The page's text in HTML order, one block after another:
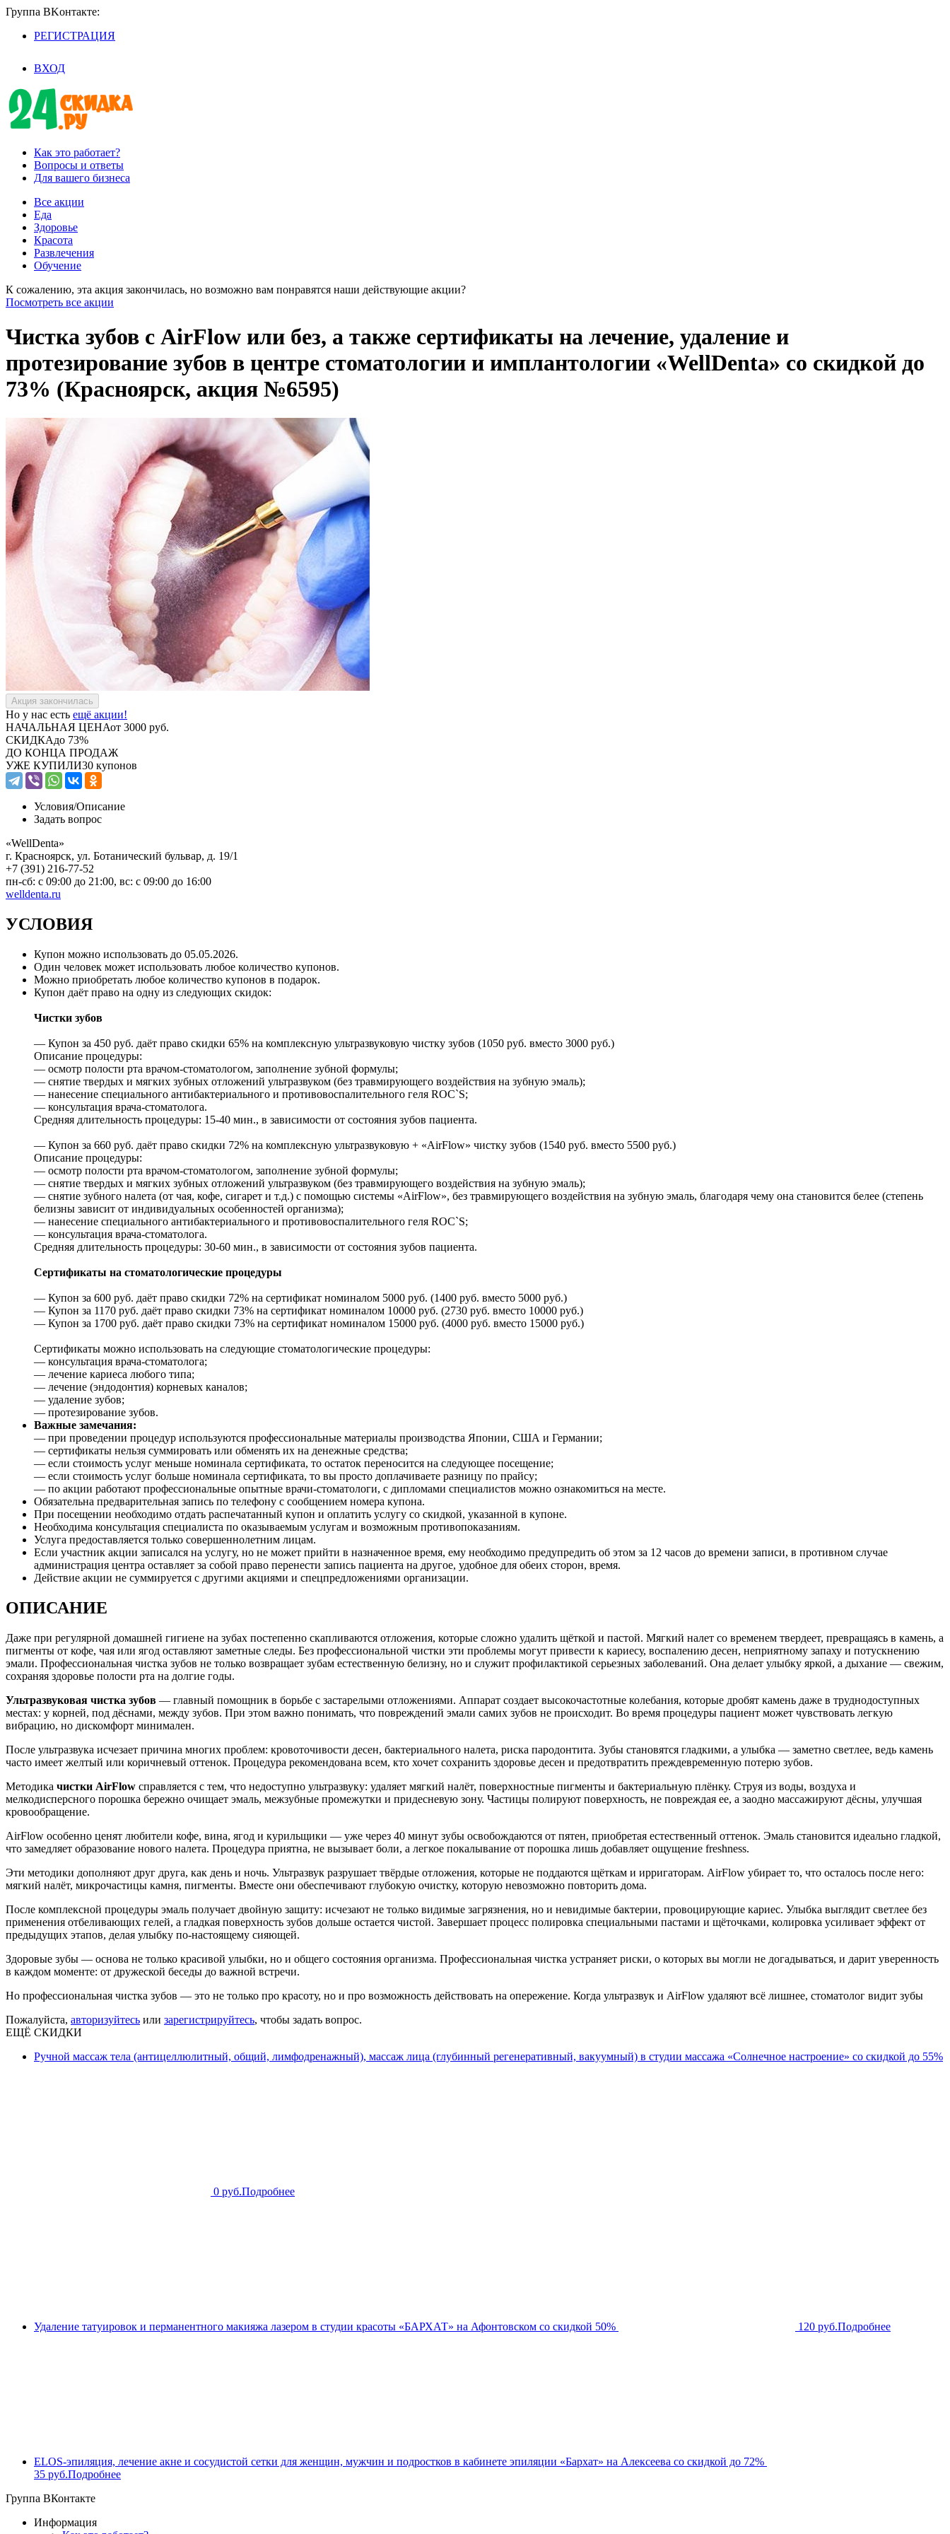
Группа BKoнтaктe:
РЕГИСТРАЦИЯ
ВХОД
Как это работает?
Вопросы и ответы
Для вашего бизнеса
Все акции
Еда
Здоровье
Красота
Развлечения
Обучение
К сожалению, эта акция закончилась, но возможно вам понравятся наши действующие акции?
Посмотреть все акции
Чистка зубов с AirFlow или без, а также сертификаты на лечение, удаление и
протезирование зубов в центре стоматологии и имплантологии «WellDenta» со скидкой до
73% (Красноярск, акция №6595)
Но у нас есть ещё акции!
НАЧАЛЬНАЯ ЦЕНАот 3000 руб.
СКИДКАдо 73%
ДО КОНЦА ПРОДАЖ
УЖЕ КУПИЛИ30 купонов
Условия/Описание
Задать вопрос
«WellDenta»
г. Красноярск, ул. Ботанический бульвар, д. 19/1
+7 (391) 216-77-52
пн-сб: с 09:00 до 21:00, вс: с 09:00 до 16:00
welldenta.ru
УСЛОВИЯ
Купон можно использовать до 05.05.2026.
Один человек может использовать любое количество купонов.
Можно приобретать любое количество купонов в подарок.
Купон даёт право на одну из следующих скидок:
Чистки зубов
— Купон за 450 руб. даёт право скидки 65% на комплексную ультразвуковую чистку зубов (1050 руб. вместо 3000 руб.)
Описание процедуры:
— осмотр полости рта врачом-стоматологом, заполнение зубной формулы;
— снятие твердых и мягких зубных отложений ультразвуком (без травмирующего воздействия на зубную эмаль);
— нанесение специального антибактериального и противовоспалительного геля ROC`S;
— консультация врача-стоматолога.
Средняя длительность процедуры: 15-40 мин., в зависимости от состояния зубов пациента.
— Купон за 660 руб. даёт право скидки 72% на комплексную ультразвуковую + «AirFlow» чистку зубов (1540 руб. вместо 5500 руб.)
Описание процедуры:
— осмотр полости рта врачом-стоматологом, заполнение зубной формулы;
— снятие твердых и мягких зубных отложений ультразвуком (без травмирующего воздействия на зубную эмаль);
— снятие зубного налета (от чая, кофе, сигарет и т.д.) с помощью системы «AirFlow», без травмирующего воздействия на зубную эмаль, благодаря чему она становится белее (степень
белизны зависит от индивидуальных особенностей организма);
— нанесение специального антибактериального и противовоспалительного геля ROC`S;
— консультация врача-стоматолога.
Средняя длительность процедуры: 30-60 мин., в зависимости от состояния зубов пациента.
Сертификаты на стоматологические процедуры
— Купон за 600 руб. даёт право скидки 72% на сертификат номиналом 5000 руб. (1400 руб. вместо 5000 руб.)
— Купон за 1170 руб. даёт право скидки 73% на сертификат номиналом 10000 руб. (2730 руб. вместо 10000 руб.)
— Купон за 1700 руб. даёт право скидки 73% на сертификат номиналом 15000 руб. (4000 руб. вместо 15000 руб.)
Сертификаты можно использовать на следующие стоматологические процедуры:
— консультация врача-стоматолога;
— лечение кариеса любого типа;
— лечение (эндодонтия) корневых каналов;
— удаление зубов;
— протезирование зубов.
Важные замечания:
— при проведении процедур используются профессиональные материалы производства Японии, США и Германии;
— сертификаты нельзя суммировать или обменять их на денежные средства;
— если стоимость услуг меньше номинала сертификата, то остаток переносится на следующее посещение;
— если стоимость услуг больше номинала сертификата, то вы просто доплачиваете разницу по прайсу;
— по акции работают профессиональные опытные врачи-стоматологи, с дипломами специалистов можно ознакомиться на месте.
Обязательна предварительная запись по телефону с сообщением номера купона.
При посещении необходимо отдать распечатанный купон и оплатить услугу со скидкой, указанной в купоне.
Необходима консультация специалиста по оказываемым услугам и возможным противопоказаниям.
Услуга предоставляется только совершеннолетним лицам.
Если участник акции записался на услугу, но не может прийти в назначенное время, ему необходимо предупредить об этом за 12 часов до времени записи, в противном случае
администрация центра оставляет за собой право перенести запись пациента на другое, удобное для обеих сторон, время.
Действие акции не суммируется с другими акциями и спецпредложениями организации.
ОПИСАНИЕ
Даже при регулярной домашней гигиене на зубах постепенно скапливаются отложения, которые сложно удалить щёткой и пастой. Мягкий налет со временем твердеет, превращаясь в камень, а
пигменты от кофе, чая или ягод оставляют заметные следы. Без профессиональной чистки эти проблемы могут привести к кариесу, воспалению десен, неприятному запаху и потускнению
эмали. Профессиональная чистка зубов не только возвращает зубам естественную белизну, но и служит профилактикой серьезных заболеваний. Она делает улыбку яркой, а дыхание — свежим,
сохраняя здоровье полости рта на долгие годы.
Ультразвуковая чистка зубов — главный помощник в борьбе с застарелыми отложениями. Аппарат создает высокочастотные колебания, которые дробят камень даже в труднодоступных
местах: у корней, под дёснами, между зубов. При этом важно понимать, что повреждений эмали самих зубов не происходит. Во время процедуры пациент может чувствовать легкую
вибрацию, но дискомфорт минимален.
После ультразвука исчезает причина многих проблем: кровоточивости десен, бактериального налета, риска пародонтита. Зубы становятся гладкими, а улыбка — заметно светлее, ведь камень
часто имеет желтый или коричневый оттенок. Процедура рекомендована всем, кто хочет сохранить здоровье десен и предотвратить преждевременную потерю зубов.
Методика чистки AirFlow справляется с тем, что недоступно ультразвуку: удаляет мягкий налёт, поверхностные пигменты и бактериальную плёнку. Струя из воды, воздуха и
мелкодисперсного порошка бережно очищает эмаль, межзубные промежутки и придесневую зону. Частицы полируют поверхность, не повреждая ее, а заодно массажируют дёсны, улучшая
кровообращение.
AirFlow особенно ценят любители кофе, вина, ягод и курильщики — уже через 40 минут зубы освобождаются от пятен, приобретая естественный оттенок. Эмаль становится идеально гладкой,
что замедляет образование нового налета. Процедура приятна, не вызывает боли, а легкое покалывание от порошка лишь добавляет ощущение freshness.
Эти методики дополняют друг друга, как день и ночь. Ультразвук разрушает твёрдые отложения, которые не поддаются щёткам и ирригаторам. AirFlow убирает то, что осталось после него:
мягкий налёт, микрочастицы камня, пигменты. Вместе они обеспечивают глубокую очистку, которую невозможно повторить дома.
После комплексной процедуры эмаль получает двойную защиту: исчезают не только видимые загрязнения, но и невидимые бактерии, провоцирующие кариес. Улыбка выглядит светлее без
применения отбеливающих гелей, а гладкая поверхность зубов дольше остается чистой. Завершает процесс полировка специальными пастами и щёточками, колировка усиливает эффект от
предыдущих этапов, делая улыбку по-настоящему сияющей.
Здоровые зубы — основа не только красивой улыбки, но и общего состояния организма. Профессиональная чистка устраняет риски, о которых вы могли не догадываться, и дарит уверенность
в каждом моменте: от дружеской беседы до важной встречи.
Но профессиональная чистка зубов — это не только про красоту, но и про возможность действовать на опережение. Когда ультразвук и AirFlow удаляют всё лишнее, стоматолог видит зубы
Пожалуйста, авторизуйтесь или зарегистрируйтесь, чтобы задать вопрос.
ЕЩЁ СКИДКИ
Ручной массаж тела (антицеллюлитный, общий, лимфодренажный), массаж лица (глубинный регенеративный, вакуумный) в студии массажа «Солнечное настроение» со скидкой до 55%
0 руб.Подробнее
Удаление татуировок и перманентного макияжа лазером в студии красоты «БАРХАТ» на Афонтовском со скидкой 50% 120 руб.Подробнее
ELOS-эпиляция, лечение акне и сосудистой сетки для женщин, мужчин и подростков в кабинете эпиляции «Бархат» на Алексеева со скидкой до 72%
35 руб.Подробнее
Группа ВКонтакте
Информация